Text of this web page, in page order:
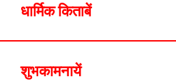
धार्मिक किताबें
शुभकामनायें